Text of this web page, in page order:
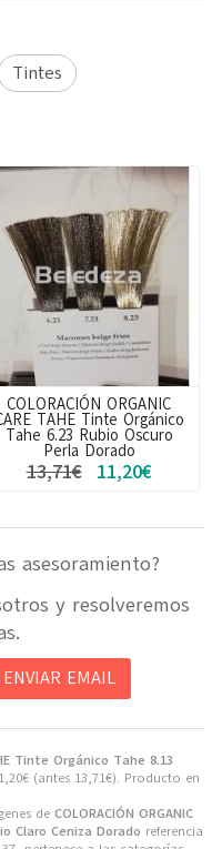
Tinte Orgánico Tahe 8.13
€ (antes 13,71€). Producto en
de COLORACIÓN ORGANIC
Claro Ceniza Dorado referencia
Tintes
COLORACIÓN ORGANIC
TAHE Tinte Orgánico
Tahe 6.23 Rubio Oscuro
Perla Dorado
13,71€ 11,20€
asesoramiento?
y resolveremos
ENVIAR EMAIL